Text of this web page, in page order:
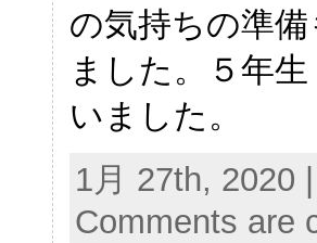
の気持ちの準
ました。５年
いました。
1月 27th, 2020
Comments are